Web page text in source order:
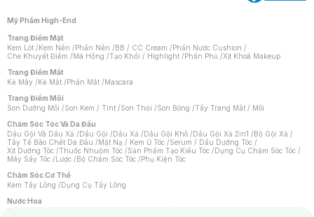
Mỹ Phẩm High-End
Trang Điểm Mặt
Kem Lót /Kem Nền /Phấn Nền /BB / CC Cream /Phấn Nước Cushion /
Che Khuyết Điểm /Má Hồng /Tạo Khối / Highlight /Phấn Phủ /Xịt Khoá Makeup
Trang Điểm Mắt
Kẻ Mày /Kẻ Mắt /Phấn Mắt /Mascara
Trang Điểm Môi
Son Dưỡng Môi /Son Kem / Tint /Son Thỏi /Son Bóng /Tẩy Trang Mắt / Môi
Chăm Sóc Tóc Và Da Đầu
Dầu Gội Và Dầu Xả /Dầu Gội /Dầu Xả /Dầu Gội Khô /Dầu Gội Xả 2in1 /Bộ Gội Xả /
Tẩy Tế Bào Chết Da Đầu /Mặt Nạ / Kem Ủ Tóc /Serum / Dầu Dưỡng Tóc /
Xịt Dưỡng Tóc /Thuốc Nhuộm Tóc /Sản Phẩm Tạo Kiểu Tóc /Dụng Cụ Chăm Sóc Tóc /
Máy Sấy Tóc /Lược /Bộ Chăm Sóc Tóc /Phụ Kiện Tóc
Chăm Sóc Cơ Thể
Kem Tẩy Lông /Dụng Cụ Tẩy Lông
Nước Hoa
Nước Hoa Nữ